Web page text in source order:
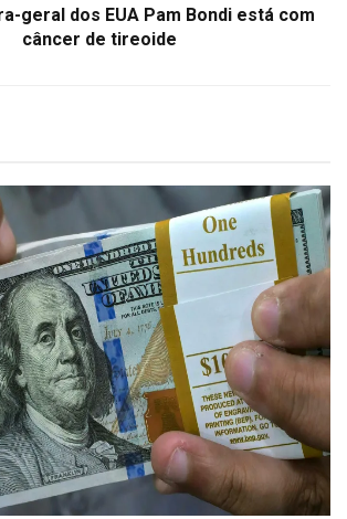
geral dos EUA Pam Bondi está com
câncer de tireoide